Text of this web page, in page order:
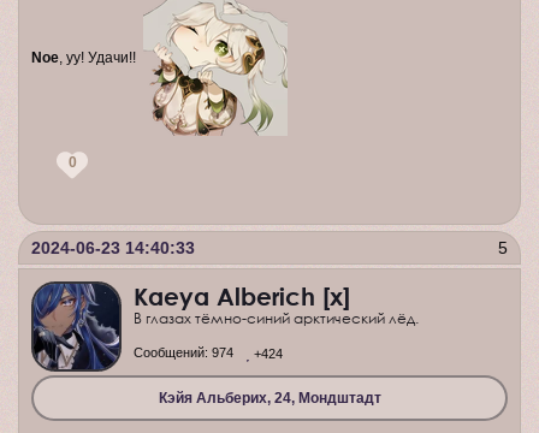
Noe, уу! Удачи!!
0
5
2024-06-23 14:40:33
Kaeya Alberich [x]
В глазах тёмно-синий арктический лёд.
Кэйя Альберих, 24, Мондштадт
Сообщений: 974 +424